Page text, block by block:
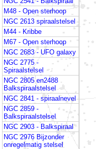
M48 - Open sterhoop
NGC 2613 spiraalstelsel
M44 - Kribbe
M67 - Open sterhoop
NGC 2683 - UFO galaxy
NGC 2775 -
Spiraalstelsel
NGC 2805 en2488
Balkspiraalstelsel
NGC 2841 - spiraalnevel
NGC 2859 -
Balkspiraalstelsel
NGC 2903 - Balkspiraal
NGC 2976 Bijzonder
onregelmatig stelsel